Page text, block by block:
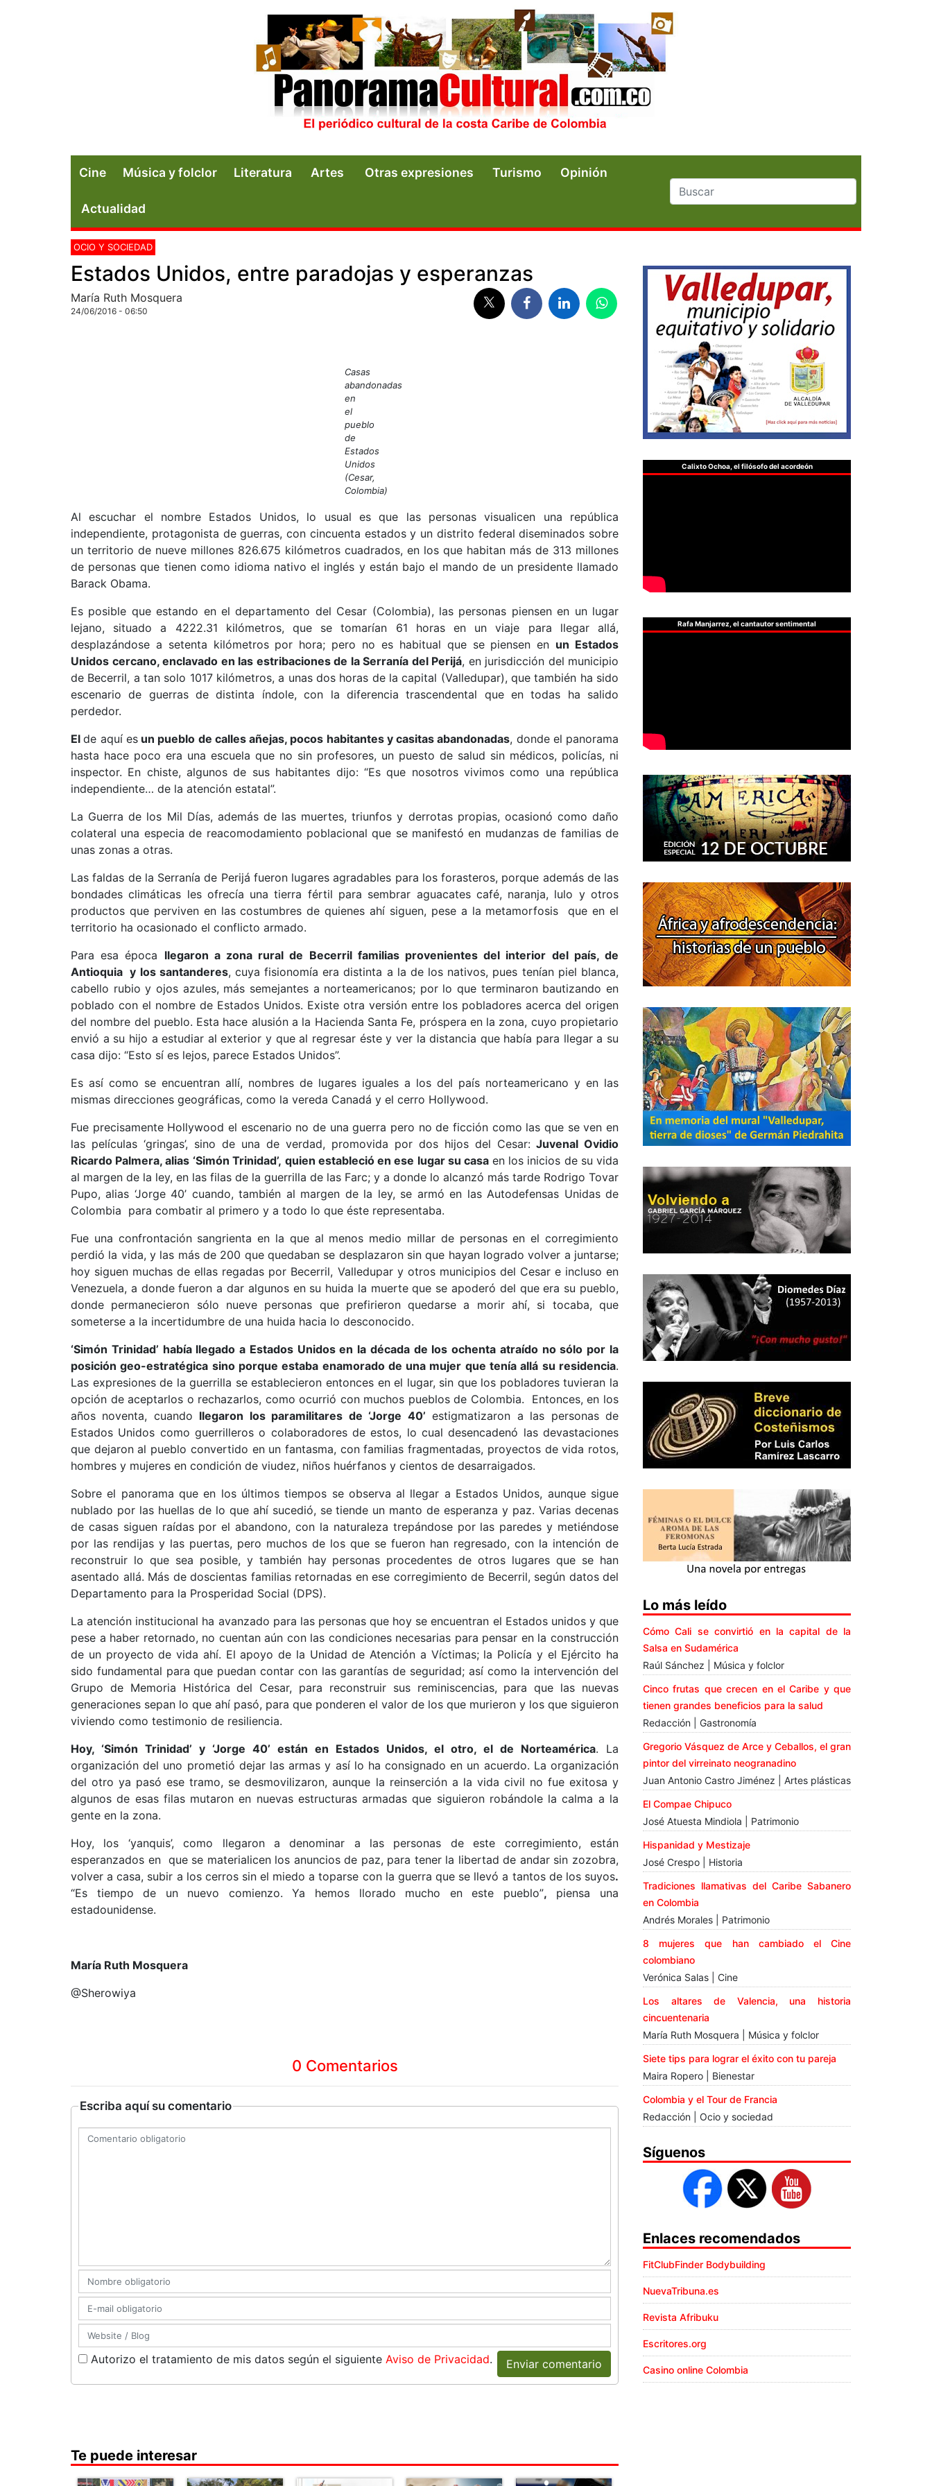
Cine Música y folclor Literatura Artes Otras expresiones Turismo Opinión
Actualidad
OCIO Y SOCIEDAD
Estados Unidos, entre paradojas y esperanzas
María Ruth Mosquera
24/06/2016 - 06:50
Casas
abandonadas
en
el
pueblo
de
Estados
Unidos
(Cesar,
Colombia)
Al escuchar el nombre Estados Unidos, lo usual es que las personas visualicen una república
independiente, protagonista de guerras, con cincuenta estados y un distrito federal diseminados sobre
un territorio de nueve millones 826.675 kilómetros cuadrados, en los que habitan más de 313 millones
de personas que tienen como idioma nativo el inglés y están bajo el mando de un presidente llamado
Barack Obama.
Es posible que estando en el departamento del Cesar (Colombia), las personas piensen en un lugar
lejano, situado a 4222.31 kilómetros, que se tomarían 61 horas en un viaje para llegar allá,
desplazándose a setenta kilómetros por hora; pero no es habitual que se piensen en un Estados
Unidos cercano, enclavado en las estribaciones de la Serranía del Perijá, en jurisdicción del municipio
de Becerril, a tan solo 1017 kilómetros, a unas dos horas de la capital (Valledupar), que también ha sido
escenario de guerras de distinta índole, con la diferencia trascendental que en todas ha salido
perdedor.
Elde aquí esun pueblo de calles añejas, pocos habitantes y casitas abandonadas, donde el panorama
hasta hace poco era una escuela que no sin profesores, un puesto de salud sin médicos, policías, ni
inspector. En chiste, algunos de sus habitantes dijo: “Es que nosotros vivimos como una república
independiente… de la atención estatal”.
La Guerra de los Mil Días, además de las muertes, triunfos y derrotas propias, ocasionó como daño
colateral una especia de reacomodamiento poblacional que se manifestó en mudanzas de familias de
unas zonas a otras.
Las faldas de la Serranía de Perijá fueron lugares agradables para los forasteros, porque además de las
bondades climáticas les ofrecía una tierra fértil para sembrar aguacates café, naranja, lulo y otros
productos que perviven en las costumbres de quienes ahí siguen, pese a la metamorfosis que en el
territorio ha ocasionado el conflicto armado.
Para esa época llegaron a zona rural de Becerril familias provenientes del interior del país, de
Antioquia y los santanderes, cuya fisionomía era distinta a la de los nativos, pues tenían piel blanca,
cabello rubio y ojos azules, más semejantes a norteamericanos; por lo que terminaron bautizando en
poblado con el nombre de Estados Unidos. Existe otra versión entre los pobladores acerca del origen
del nombre del pueblo. Esta hace alusión a la Hacienda Santa Fe, próspera en la zona, cuyo propietario
envió a su hijo a estudiar al exterior y que al regresar éste y ver la distancia que había para llegar a su
casa dijo: “Esto sí es lejos, parece Estados Unidos”.
Es así como se encuentran allí, nombres de lugares iguales a los del país norteamericano y en las
mismas direcciones geográficas, como la vereda Canadá y el cerro Hollywood.
Fue precisamente Hollywood el escenario no de una guerra pero no de ficción como las que se ven en
las películas ‘gringas’, sino de una de verdad, promovida por dos hijos del Cesar: Juvenal Ovidio
Ricardo Palmera, alias ‘Simón Trinidad’, quien estableció en ese lugar su casaen los inicios de su vida
al margen de la ley, en las filas de la guerrilla de las Farc; y a donde lo alcanzó más tarde Rodrigo Tovar
Pupo, alias ‘Jorge 40’ cuando, también al margen de la ley, se armó en las Autodefensas Unidas de
Colombia para combatir al primero y a todo lo que éste representaba.
Fue una confrontación sangrienta en la que al menos medio millar de personas en el corregimiento
perdió la vida, y las más de 200 que quedaban se desplazaron sin que hayan logrado volver a juntarse;
hoy siguen muchas de ellas regadas por Becerril, Valledupar y otros municipios del Cesar e incluso en
Venezuela, a donde fueron a dar algunos en su huida la muerte que se apoderó del que era su pueblo,
donde permanecieron sólo nueve personas que prefirieron quedarse a morir ahí, si tocaba, que
someterse a la incertidumbre de una huida hacia lo desconocido.
‘Simón Trinidad’ había llegado a Estados Unidos en la década de los ochenta atraído no sólo por la
posición geo-estratégica sino porque estaba enamorado de una mujer que tenía allá su residencia.
Las expresiones de la guerrilla se establecieron entonces en el lugar, sin que los pobladores tuvieran la
opción de aceptarlos o rechazarlos, como ocurrió con muchos pueblos de Colombia. Entonces, en los
años noventa, cuando llegaron los paramilitares de ‘Jorge 40’ estigmatizaron a las personas de
Estados Unidos como guerrilleros o colaboradores de estos, lo cual desencadenó las devastaciones
que dejaron al pueblo convertido en un fantasma, con familias fragmentadas, proyectos de vida rotos,
hombres y mujeres en condición de viudez, niños huérfanos y cientos de desarraigados.
Sobre el panorama que en los últimos tiempos se observa al llegar a Estados Unidos, aunque sigue
nublado por las huellas de lo que ahí sucedió, se tiende un manto de esperanza y paz. Varias decenas
de casas siguen raídas por el abandono, con la naturaleza trepándose por las paredes y metiéndose
por las rendijas y las puertas, pero muchos de los que se fueron han regresado, con la intención de
reconstruir lo que sea posible, y también hay personas procedentes de otros lugares que se han
asentado allá. Más de doscientas familias retornadas en ese corregimiento de Becerril, según datos del
Departamento para la Prosperidad Social (DPS).
La atención institucional ha avanzado para las personas que hoy se encuentran el Estados unidos y que
pese a haber retornado, no cuentan aún con las condiciones necesarias para pensar en la construcción
de un proyecto de vida ahí. El apoyo de la Unidad de Atención a Víctimas; la Policía y el Ejército ha
sido fundamental para que puedan contar con las garantías de seguridad; así como la intervención del
Grupo de Memoria Histórica del Cesar, para reconstruir sus reminiscencias, para que las nuevas
generaciones sepan lo que ahí pasó, para que ponderen el valor de los que murieron y los que siguieron
viviendo como testimonio de resiliencia.
Hoy, ‘Simón Trinidad’ y ‘Jorge 40’ están en Estados Unidos, el otro, el de Norteamérica. La
organización del uno prometió dejar las armas y así lo ha consignado en un acuerdo. La organización
del otro ya pasó ese tramo, se desmovilizaron, aunque la reinserción a la vida civil no fue exitosa y
algunos de esas filas mutaron en nuevas estructuras armadas que siguieron robándole la calma a la
gente en la zona.
Hoy, los ‘yanquis’, como llegaron a denominar a las personas de este corregimiento, están
esperanzados en que se materialicen los anuncios de paz, para tener la libertad de andar sin zozobra,
volver a casa, subir a los cerros sin el miedo a toparse con la guerra que se llevó a tantos de los suyos.
“Es tiempo de un nuevo comienzo. Ya hemos llorado mucho en este pueblo”, piensa una
estadounidense.
María Ruth Mosquera
@Sherowiya
0 Comentarios
Escriba aquí su comentario
Autorizo el tratamiento de mis datos según el siguiente Aviso de Privacidad. Enviar comentario
Te puede interesar
Calixto Ochoa, el filósofo del acordeón
Rafa Manjarrez, el cantautor sentimental
Lo más leído
Cómo Cali se convirtió en la capital de la
Salsa en Sudamérica
Raúl Sánchez | Música y folclor
Cinco frutas que crecen en el Caribe y que
tienen grandes beneficios para la salud
Redacción | Gastronomía
Gregorio Vásquez de Arce y Ceballos, el gran
pintor del virreinato neogranadino
Juan Antonio Castro Jiménez | Artes plásticas
El Compae Chipuco
José Atuesta Mindiola | Patrimonio
Hispanidad y Mestizaje
José Crespo | Historia
Tradiciones llamativas del Caribe Sabanero
en Colombia
Andrés Morales | Patrimonio
8 mujeres que han cambiado el Cine
colombiano
Verónica Salas | Cine
Los altares de Valencia, una historia
cincuentenaria
María Ruth Mosquera | Música y folclor
Siete tips para lograr el éxito con tu pareja
Maira Ropero | Bienestar
Colombia y el Tour de Francia
Redacción | Ocio y sociedad
Síguenos
Enlaces recomendados
FitClubFinder Bodybuilding
NuevaTribuna.es
Revista Afribuku
Escritores.org
Casino online Colombia